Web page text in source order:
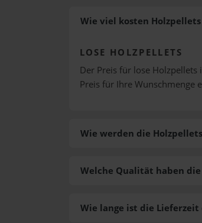
Wie viel kosten
LOSE HOLZPELLETS
Der Preis für lose
Preis für Ihre Wunschmenge
Wie werden die
Welche Qualität haben die
Wie lange ist die Lieferzeit